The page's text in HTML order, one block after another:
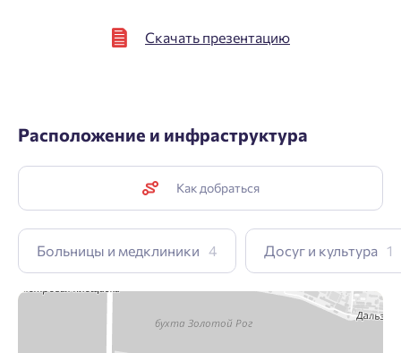
Скачать презентацию
Расположение и инфраструктура
Как добраться
Больницы и медклиники 4 Досуг и культура 1